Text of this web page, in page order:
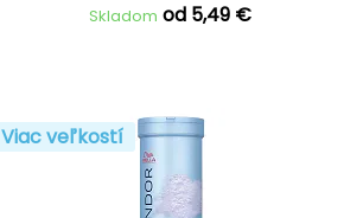
Skladom od 5,49 €
Viac veľkostí